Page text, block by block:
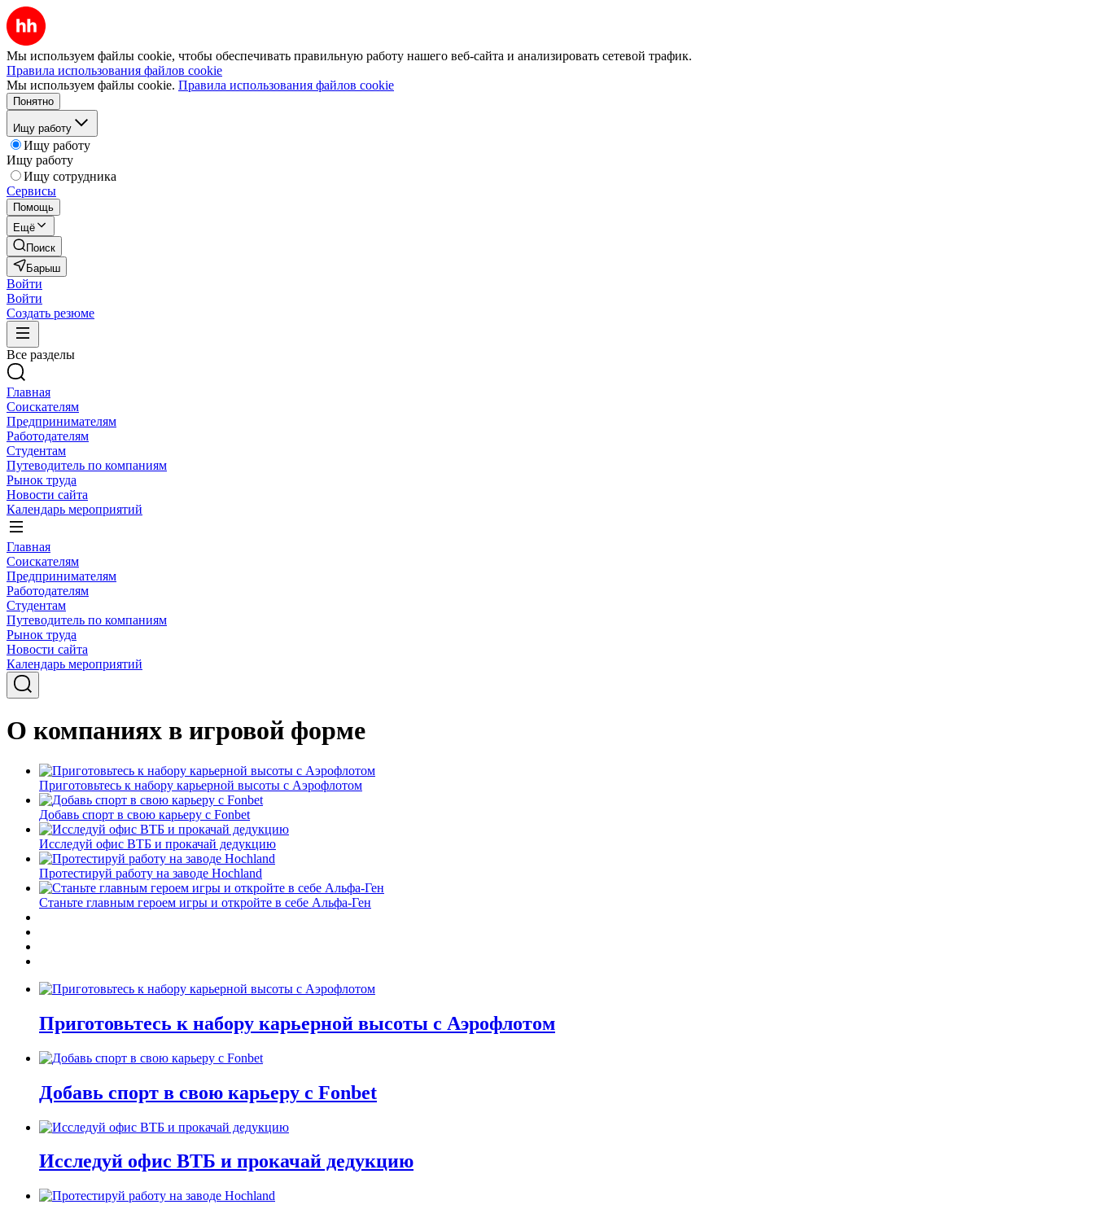
Мы используем файлы cookie, чтобы обеспечивать правильную работу нашего веб-сайта и анализировать сетевой трафик.
Правила использования файлов cookie
Мы используем файлы cookie. Правила использования файлов cookie
Понятно
Ищу работу
Ищу работу
Ищу работу
Ищу сотрудника
Сервисы
Помощь
Ещё
Поиск
Барыш
Войти
Войти
Создать резюме
Все разделы
Главная
Соискателям
Предпринимателям
Работодателям
Студентам
Путеводитель по компаниям
Рынок труда
Новости сайта
Календарь мероприятий
Главная
Соискателям
Предпринимателям
Работодателям
Студентам
Путеводитель по компаниям
Рынок труда
Новости сайта
Календарь мероприятий
О компаниях в игровой форме
Приготовьтесь к набору карьерной высоты с Аэрофлотом
Добавь спорт в свою карьеру с Fonbet
Исследуй офис ВТБ и прокачай дедукцию
Протестируй работу на заводе Hochland
Станьте главным героем игры и откройте в себе Альфа-Ген
Приготовьтесь к набору карьерной высоты с Аэрофлотом
Добавь спорт в свою карьеру с Fonbet
Исследуй офис ВТБ и прокачай дедукцию